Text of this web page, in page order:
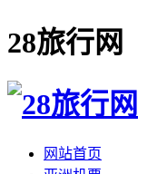
28旅行网
网站首页